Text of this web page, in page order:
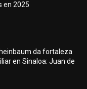
en 2025
da fortaleza
en Sinaloa: Juan de